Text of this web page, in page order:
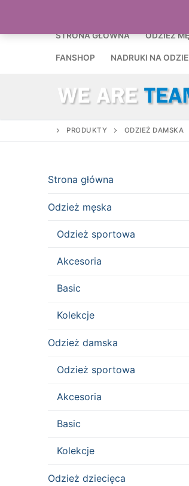
treści
STRONA GŁÓWNA ODZIEŻ
FANSHOP NADRUKI NA
PRODUKTY ODZIEŻ DAMSKA
Strona główna
Odzież męska
Odzież sportowa
Akcesoria
Basic
Kolekcje
Odzież damska
Odzież sportowa
Akcesoria
Basic
Kolekcje
Odzież dziecięca